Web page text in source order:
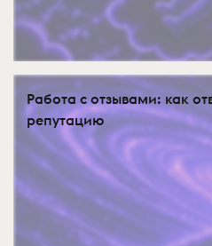
Работа с отзывами: как
репутацию